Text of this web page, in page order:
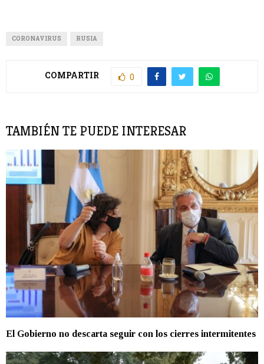
CORONAVIRUS RUSIA
COMPARTIR 0
TAMBIÉN TE PUEDE INTERESAR
El Gobierno no descarta seguir con los cierres intermitentes